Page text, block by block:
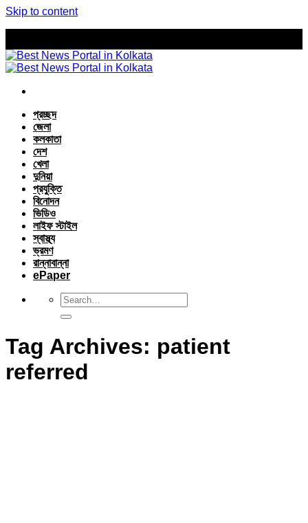
Skip to content
প্রচ্ছদ
জেলা
কলকাতা
দেশ
খেলা
দুনিয়া
প্রযুক্তি
বিনোদন
ভিডিও
লাইফ স্টাইল
স্বাস্থ্য
ভ্রমণ
রান্নাবান্না
ePaper
Tag Archives: patient
referred